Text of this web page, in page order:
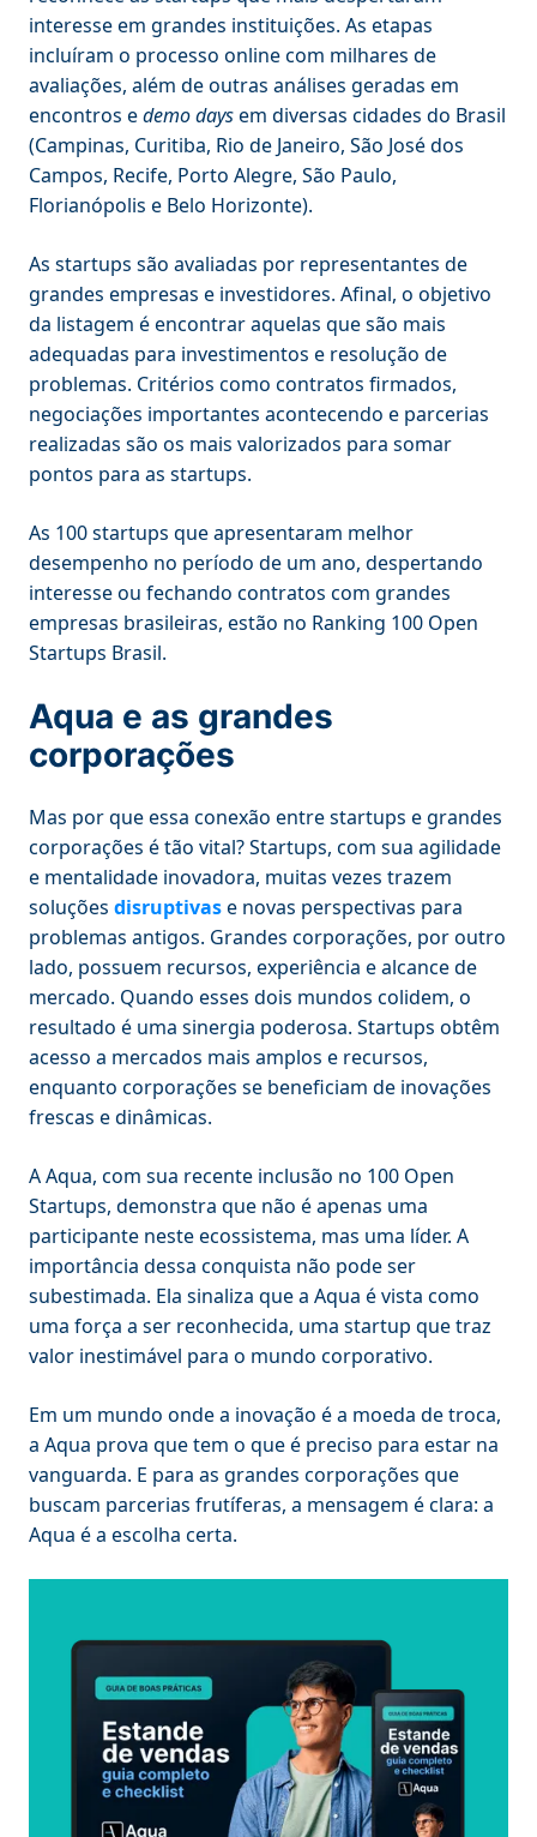
interesse em grandes instituições. As etapas
incluíram o processo online com milhares de
avaliações, além de outras análises geradas em
encontros edemo daysem diversas cidades do Brasil
(Campinas, Curitiba, Rio de Janeiro, São José dos
Campos, Recife, Porto Alegre, São Paulo,
Florianópolis e Belo Horizonte).
As startups são avaliadas por representantes de
grandes empresas e investidores. Afinal, o objetivo
da listagem é encontrar aquelas que são mais
adequadas para investimentos e resolução de
problemas. Critérios como contratos firmados,
negociações importantes acontecendo e parcerias
realizadas são os mais valorizados para somar
pontos para as startups.
As 100 startups que apresentaram melhor
desempenho no período de um ano, despertando
interesse ou fechando contratos com grandes
empresas brasileiras, estão no Ranking 100 Open
Startups Brasil.
Aqua e as grandes
corporações
Mas por que essa conexão entre startups e grandes
corporações é tão vital? Startups, com sua agilidade
e mentalidade inovadora, muitas vezes trazem
soluções disruptivase novas perspectivas para
problemas antigos. Grandes corporações, por outro
lado, possuem recursos, experiência e alcance de
mercado. Quando esses dois mundos colidem, o
resultado é uma sinergia poderosa. Startups obtêm
acesso a mercados mais amplos e recursos,
enquanto corporações se beneficiam de inovações
frescas e dinâmicas.
A Aqua, com sua recente inclusão no 100 Open
Startups, demonstra que não é apenas uma
participante neste ecossistema, mas uma líder. A
importância dessa conquista não pode ser
subestimada. Ela sinaliza que a Aqua é vista como
uma força a ser reconhecida, uma startup que traz
valor inestimável para o mundo corporativo.
Em um mundo onde a inovação é a moeda de troca,
a Aqua prova que tem o que é preciso para estar na
vanguarda. E para as grandes corporações que
buscam parcerias frutíferas, a mensagem é clara: a
Aqua é a escolha certa.